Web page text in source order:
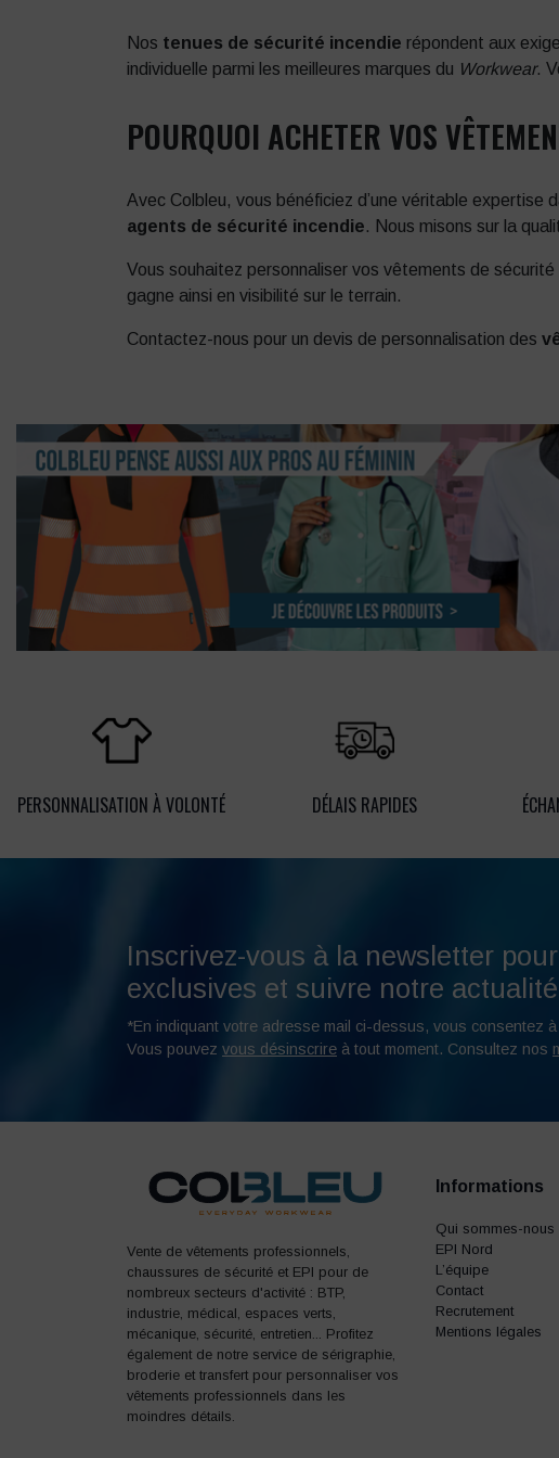
Nos tenues de sécurité incendie répondent aux
individuelle parmi les meilleures marques du Workwear.
POURQUOI ACHETER VOS
Avec Colbleu, vous bénéficiez d’une véritable expertise
agents de sécurité incendie. Nous misons sur la
Vous souhaitez personnaliser vos vêtements de
gagne ainsi en visibilité sur le terrain.
Contactez-nous pour un devis de personnalisation des
PERSONNALISATION À VOLONTÉ DÉLAIS RAPIDES
Inscrivez-vous à la newsletter
exclusives et suivre notre
*En indiquant votre adresse mail ci-dessus, vous consentez
Vous pouvez vous désinscrire à tout moment. Consultez nos
Vente de vêtements professionnels,
chaussures de sécurité et EPI pour de
nombreux secteurs d'activité : BTP,
industrie, médical, espaces verts,
mécanique, sécurité, entretien... Profitez
également de notre service de sérigraphie,
broderie et transfert pour personnaliser vos
vêtements professionnels dans les
moindres détails.
Informations
Qui sommes-nous
EPI Nord
L’équipe
Contact
Recrutement
Mentions légales